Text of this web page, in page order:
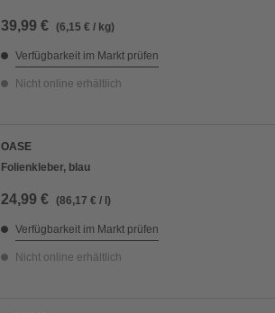
39,99 € (6,15 € / kg)
Verfügbarkeit im Markt prüfen
Nicht online erhältlich
OASE
Folienkleber, blau
24,99 € (86,17 € / l)
Verfügbarkeit im Markt prüfen
Nicht online erhältlich